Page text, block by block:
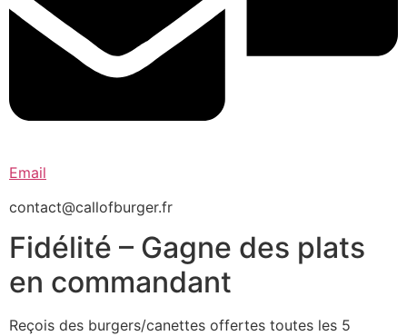
Email
contact@callofburger.fr
Fidélité – Gagne des plats
en commandant
Reçois des burgers/canettes offertes toutes les 5